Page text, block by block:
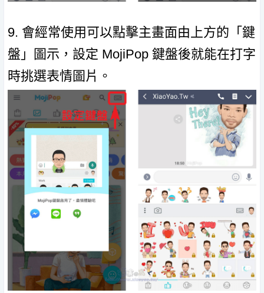
9. 會經常使用可以點擊主畫面由上方的「鍵
盤」圖示，設定 MojiPop 鍵盤後就能在打字
時挑選表情圖片。